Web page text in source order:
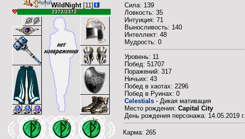
WildNight[11]
2372/2372
Сила: 139
Ловкость: 35
Интуиция: 71
Выносливость: 140
Интеллект: 48
Мудрость: 0
Уровень: 11
Побед: 51707
Поражений: 317
Ничьих: 43
Побед в хаотах: 2296
Побед в Руинах: 0
Celestials - Дикая мативация
Место рождения: Capital City
День рождения персонажа: 14.05.2019 г.
Карма: 265